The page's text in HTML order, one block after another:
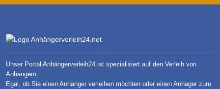
Unser Portal Anhängerverleih24 ist spezialisiert auf den Verleih von
Anhängern.
Egal, ob Sie einen Anhänger verleihen möchten oder einen Anhäger zum